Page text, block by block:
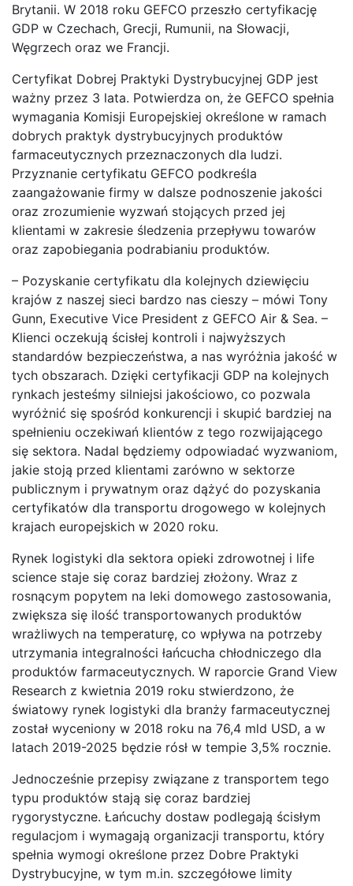
Brytanii. W 2018 roku GEFCO przeszło certyfikację
GDP w Czechach, Grecji, Rumunii, na Słowacji,
Węgrzech oraz we Francji.
Certyfikat Dobrej Praktyki Dystrybucyjnej GDP jest
ważny przez 3 lata. Potwierdza on, że GEFCO spełnia
wymagania Komisji Europejskiej określone w ramach
dobrych praktyk dystrybucyjnych produktów
farmaceutycznych przeznaczonych dla ludzi.
Przyznanie certyfikatu GEFCO podkreśla
zaangażowanie firmy w dalsze podnoszenie jakości
oraz zrozumienie wyzwań stojących przed jej
klientami w zakresie śledzenia przepływu towarów
oraz zapobiegania podrabianiu produktów.
– Pozyskanie certyfikatu dla kolejnych dziewięciu
krajów z naszej sieci bardzo nas cieszy – mówi Tony
Gunn, Executive Vice President z GEFCO Air & Sea. –
Klienci oczekują ścisłej kontroli i najwyższych
standardów bezpieczeństwa, a nas wyróżnia jakość w
tych obszarach. Dzięki certyfikacji GDP na kolejnych
rynkach jesteśmy silniejsi jakościowo, co pozwala
wyróżnić się spośród konkurencji i skupić bardziej na
spełnieniu oczekiwań klientów z tego rozwijającego
się sektora. Nadal będziemy odpowiadać wyzwaniom,
jakie stoją przed klientami zarówno w sektorze
publicznym i prywatnym oraz dążyć do pozyskania
certyfikatów dla transportu drogowego w kolejnych
krajach europejskich w 2020 roku.
Rynek logistyki dla sektora opieki zdrowotnej i life
science staje się coraz bardziej złożony. Wraz z
rosnącym popytem na leki domowego zastosowania,
zwiększa się ilość transportowanych produktów
wrażliwych na temperaturę, co wpływa na potrzeby
utrzymania integralności łańcucha chłodniczego dla
produktów farmaceutycznych. W raporcie Grand View
Research z kwietnia 2019 roku stwierdzono, że
światowy rynek logistyki dla branży farmaceutycznej
został wyceniony w 2018 roku na 76,4 mld USD, a w
latach 2019-2025 będzie rósł w tempie 3,5% rocznie.
Jednocześnie przepisy związane z transportem tego
typu produktów stają się coraz bardziej
rygorystyczne. Łańcuchy dostaw podlegają ścisłym
regulacjom i wymagają organizacji transportu, który
spełnia wymogi określone przez Dobre Praktyki
Dystrybucyjne, w tym m.in. szczegółowe limity